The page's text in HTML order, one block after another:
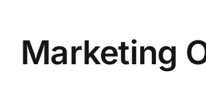
Marketing